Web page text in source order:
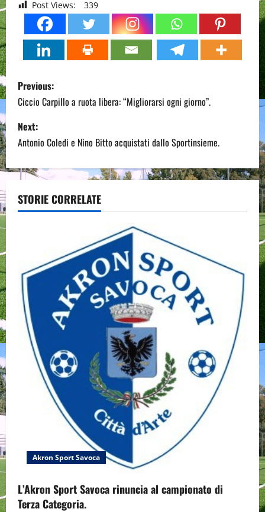
Post Views: 339
P
o
s
t
n
a
g
a
Previous:
Ciccio Carpillo a ruota libera: “Migliorarsi ogni giorno”.
Next:
Antonio Coledi e Nino Bitto acquistati dallo Sportinsieme.
STORIE CORRELATE
Akron Sport Savoca
L’Akron Sport Savoca rinuncia al campionato di
Terza Categoria.